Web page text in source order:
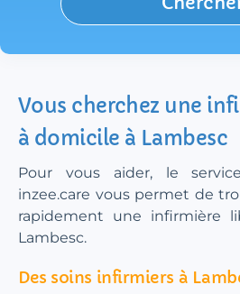
Vous cherchez une
à domicile à Lambesc
Pour vous aider, le
inzee.care vous permet de
rapidement une infirmière
Lambesc.
Des soins infirmiers à